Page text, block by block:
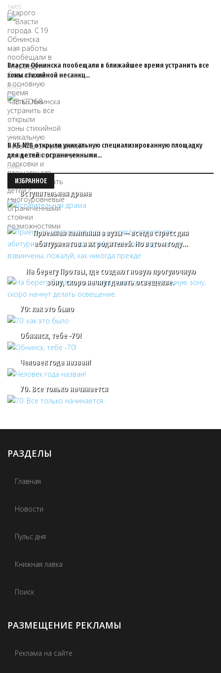
14/05
Власти Обнинска пообещали в ближайшее время устранить все
зоны стихийной несанкц…
07/05
В КБ №8 открыли уникальную специализированную площадку
для детей с ограниченными…
04/06
ИЗБРАННОЕ
Вступительная драма
Приемная кампания в вузы — всегда стресс для
абитуриентов и их родителей. Но в этом году…
На берегу Протвы, где создают новую прогулочную
зону, скоро начнут делать освещение.
70: как это было
Обнинск, тебе -70!
Человек года назван!
70. Все только начинается
РАЗДЕЛЫ
Главная
Новости
Пульс дня
Книжная лавка
Поиск
РАЗМЕЩЕНИЕ РЕКЛАМЫ
Реклама на сайте